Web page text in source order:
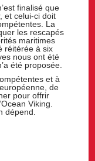
finalisé que
et celui-ci doit
La
les rescapés
maritimes
réitérée à six
nous ont été
été proposée.
et à
de
pour offrir
Viking.
dépend.